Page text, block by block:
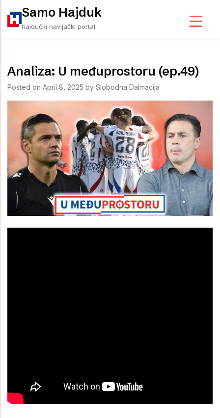
content
Samo Hajduk
hajdučki navijački portal
Analiza: U međuprostoru (ep.49)
Posted on April 8, 2025 by Slobodna Dalmacija